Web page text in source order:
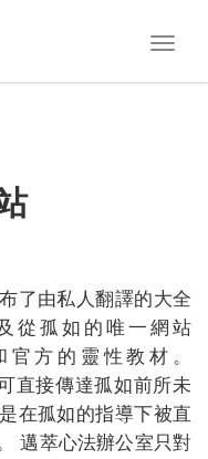
了由私人翻譯的大全
從孤如的唯一網站
方的靈性教材。
直接傳達孤如前所未
在孤如的指導下被直
邁萃心法辦公室只對